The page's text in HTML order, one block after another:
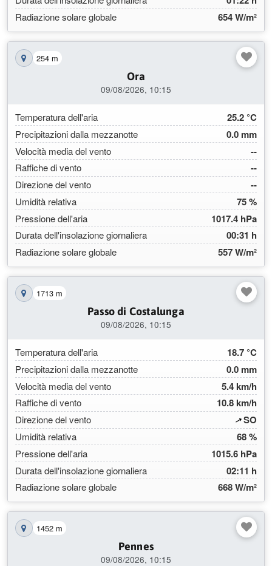
Radiazione solare globale 654 W/m²
Mostra la stazione sulla mappa
254 m
Ora
09/08/2026, 10:15
Temperatura dell'aria 25.2 °C
Precipitazioni dalla mezzanotte 0.0 mm
Velocità media del vento --
Raffiche di vento --
Direzione del vento --
Umidità relativa 75 %
Pressione dell'aria 1017.4 hPa
Durata dell'insolazione giornaliera 00:31 h
Radiazione solare globale 557 W/m²
Mostra la stazione sulla mappa
1713 m
Passo di Costalunga
09/08/2026, 10:15
Temperatura dell'aria 18.7 °C
Precipitazioni dalla mezzanotte 0.0 mm
Velocità media del vento 5.4 km/h
Raffiche di vento 10.8 km/h
Direzione del vento SO
Umidità relativa
68 %
Pressione dell'aria 1015.6 hPa
Durata dell'insolazione giornaliera 02:11 h
Radiazione solare globale 668 W/m²
Mostra la stazione sulla mappa
1452 m
Pennes
09/08/2026, 10:15